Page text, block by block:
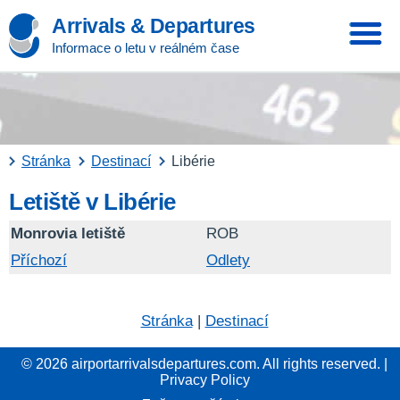
Arrivals & Departures
Informace o letu v reálném čase
Stránka Destinací Libérie
Letiště v Libérie
Monrovia letiště
ROB
Příchozí
Odlety
Stránka| Destinací
© 2026 airportarrivalsdepartures.com. All rights reserved. |
Privacy Policy